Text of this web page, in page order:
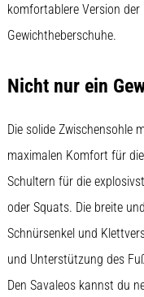
Lesedauer 7 min
Läuferknie:
Behandlung
Prävention
Das
Läuferknie,
auch
bekannt
als
Iliotibiales
Bandsyndrom
ist
komfortablere Version der
Gewichtheberschuhe.
Nicht nur ein
Die solide Zwischensohle
maximalen Komfort für
Schultern für die
oder Squats. Die breite
Schnürsenkel und
und Unterstützung des
Den Savaleos kannst du